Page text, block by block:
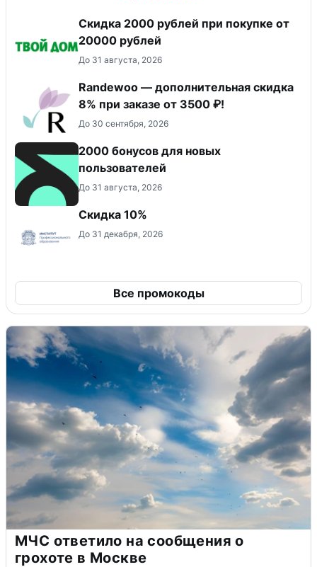
Скидка 2000 рублей при покупке от
20000 рублей
До 31 августа, 2026
Randewoo — дополнительная скидка
8% при заказе от 3500 ₽!
До 30 сентября, 2026
2000 бонусов для новых
пользователей
До 31 августа, 2026
Скидка 10%
До 31 декабря, 2026
Все промокоды
МЧС ответило на сообщения о
грохоте в Москве